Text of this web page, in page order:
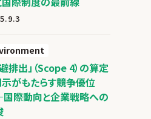
排出」（Scope 4）の算定
示がもたらす競争優位
際動向と企業戦略への